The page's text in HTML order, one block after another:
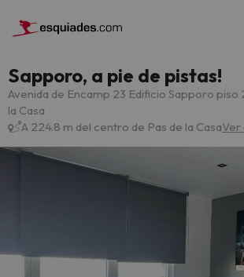
Sapporo, a pie de pistas!
Avenida de Encamp 23 Edificio Sapporo piso
la Casa
A 224.8 m del centro de Pas de la CasaVer